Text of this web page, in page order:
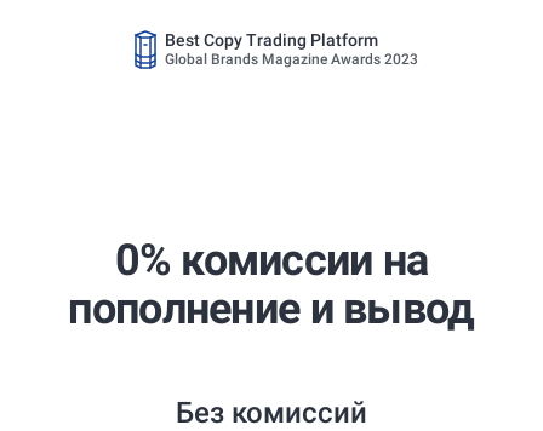
Best Copy Trading Platform
Global Brands Magazine Awards 2023
Global Brands Magazine Awards 2023
0% комиссии на
пополнение и вывод
Без комиссий